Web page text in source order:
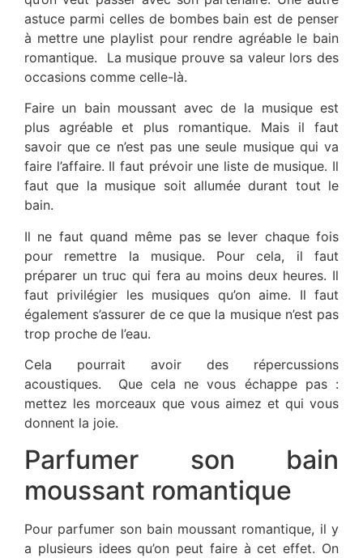
astuce parmi celles de bombes bain est de penser
à mettre une playlist pour rendre agréable le bain
romantique. La musique prouve sa valeur lors des
occasions comme celle-là.
Faire un bain moussant avec de la musique est
plus agréable et plus romantique. Mais il faut
savoir que ce n’est pas une seule musique qui va
faire l’affaire. Il faut prévoir une liste de musique. Il
faut que la musique soit allumée durant tout le
bain.
Il ne faut quand même pas se lever chaque fois
pour remettre la musique. Pour cela, il faut
préparer un truc qui fera au moins deux heures. Il
faut privilégier les musiques qu’on aime. Il faut
également s’assurer de ce que la musique n’est pas
trop proche de l’eau.
Cela pourrait avoir des répercussions
acoustiques. Que cela ne vous échappe pas :
mettez les morceaux que vous aimez et qui vous
donnent la joie.
Parfumer son bain
moussant romantique
Pour parfumer son bain moussant romantique, il y
a plusieurs idees qu’on peut faire à cet effet. On